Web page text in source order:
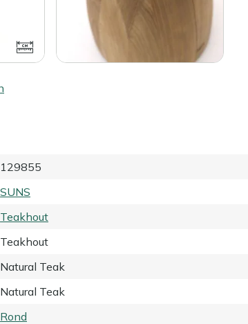
129855
SUNS
Teakhout
Teakhout
Natural Teak
Natural Teak
Rond